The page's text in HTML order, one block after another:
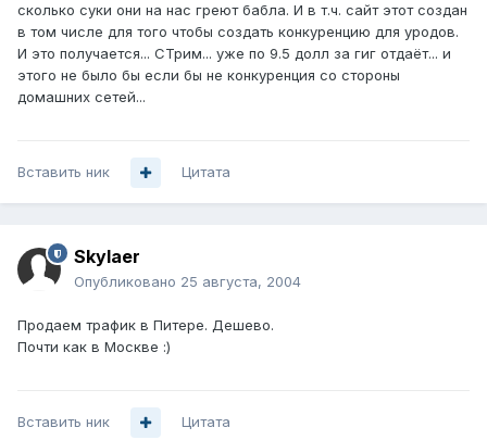
сколько суки они на нас греют бабла. И в т.ч. сайт этот создан
в том числе для того чтобы создать конкуренцию для уродов.
И это получается... СТрим... уже по 9.5 долл за гиг отдаёт... и
этого не было бы если бы не конкуренция со стороны
домашних сетей...
Вставить ник Цитата
Skylaer
Опубликовано 25 августа, 2004
Продаем трафик в Питере. Дешево.
Почти как в Москве :)
Вставить ник Цитата